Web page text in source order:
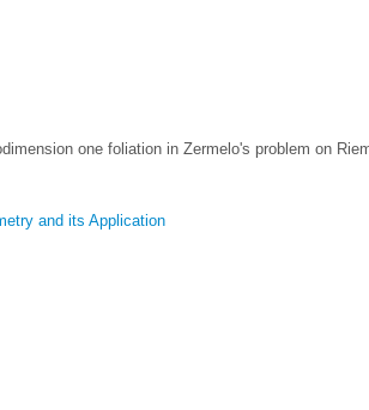
one foliation in Zermelo's problem on
and its Application